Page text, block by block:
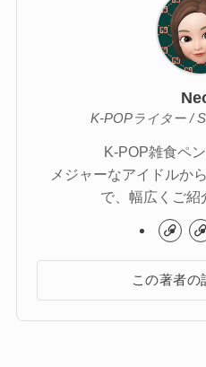
K-POPライター /
K-POP雑食ペ
メジャーなアイドルか
で、幅広くご紹
この著者の